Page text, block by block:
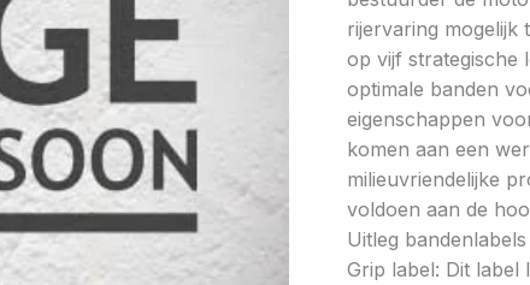
rijervaring mogelijk
op vijf strategische
optimale banden
eigenschappen
komen aan een
milieuvriendelijke
voldoen aan de
Uitleg bandenlabels
Grip label: Dit label